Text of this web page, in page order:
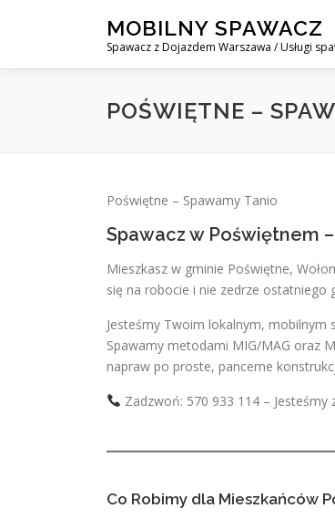
MOBILNY SPAWACZ
Spawacz z Dojazdem Warszawa / Usługi
POŚWIĘTNE –
Poświętne – Spawamy Tanio
Spawacz w Poświętnem
Mieszkasz w gminie Poświętne,
się na robocie i nie zedrze ostatniego
Jesteśmy Twoim lokalnym, mobilnym
Spawamy metodami MIG/MAG oraz
napraw po proste, pancerne
Zadzwoń: 570 933 114 –
Co Robimy dla Mieszkańców